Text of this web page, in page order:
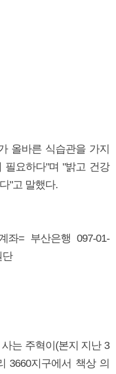
올바른 식습관을 가지
필요하다"며 "밝고 건강
"고 말했다.
좌= 부산은행 097-01-
단
는 주혁이(본지 지난 3
3660지구에서 책상 의